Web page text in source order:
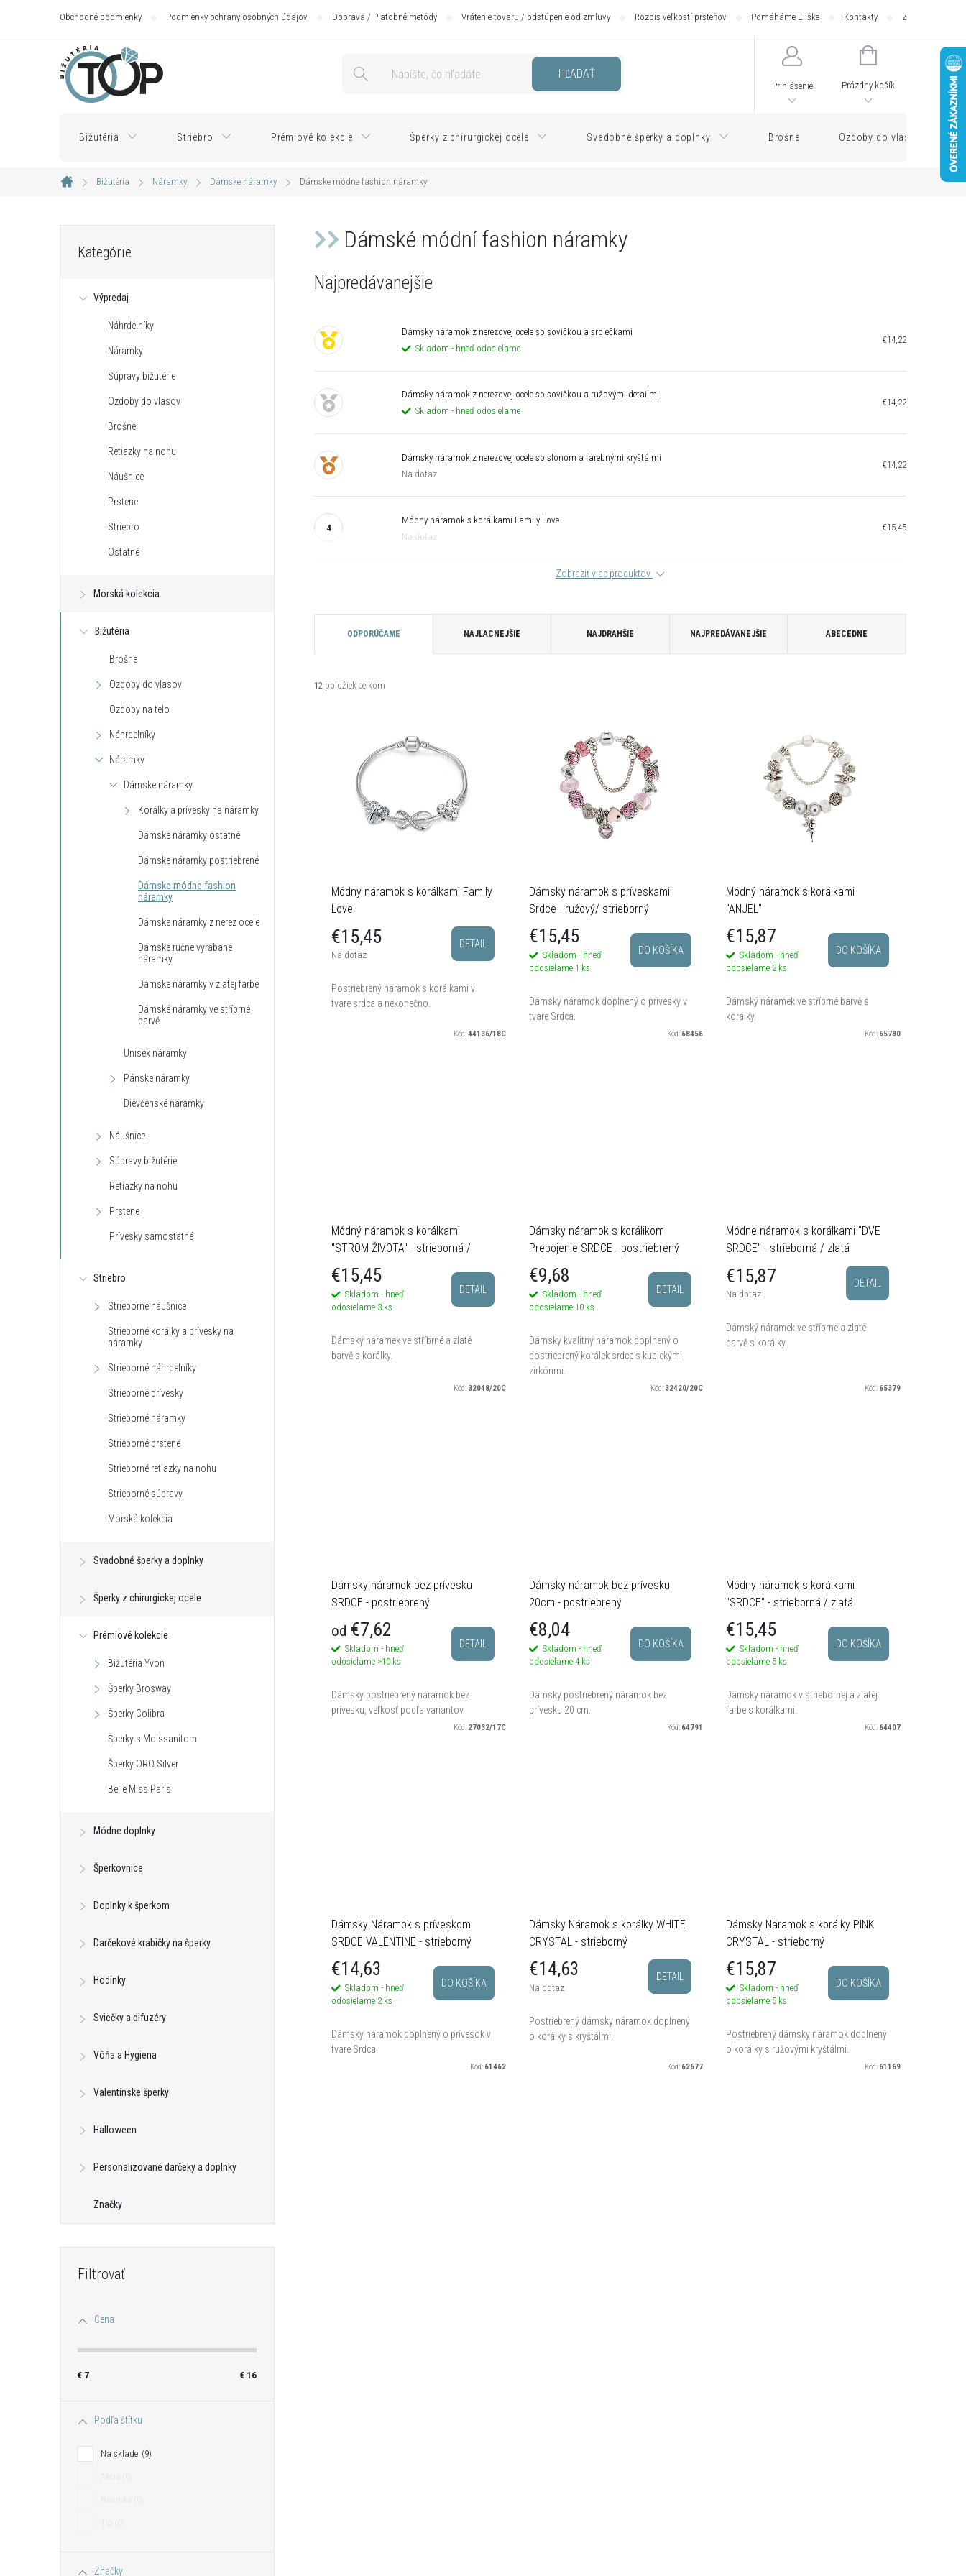
Obchodné podmienky Podmienky ochrany osobných údajov Doprava / Platobné metódy Vrátenie tovaru / odstúpenie od zmluvy Rozpis veľkostí prsteňov Pomáháme Eliške Kontakty Zásilkovna -
HĽADAŤ
Prihlásenie
NÁKUPNÝ
Prázdny košík
Bižutéria Striebro Prémiové kolekcie Šperky z chirurgickej ocele Svadobné šperky a doplnky Brošne Ozdoby do vlasov
Domov
Bižutéria Náramky Dámske náramky Dámske módne fashion náramky
kategórie
Kategórie
Výpredaj
Náhrdelníky
Náramky
Súpravy bižutérie
Ozdoby do vlasov
Brošne
Retiazky na nohu
Náušnice
Prstene
Striebro
Ostatné
Morská kolekcia
Bižutéria
Brošne
Ozdoby do vlasov
Ozdoby na telo
Náhrdelníky
Náramky
Dámske náramky
Korálky a prívesky na náramky
Dámske náramky ostatné
Dámske náramky postriebrené
Dámske módne fashion
náramky
Dámske náramky z nerez ocele
Dámske ručne vyrábané
náramky
Dámske náramky v zlatej farbe
Dámské náramky ve stříbrné
barvě
Unisex náramky
Pánske náramky
Dievčenské náramky
Náušnice
Súpravy bižutérie
Retiazky na nohu
Prstene
Prívesky samostatné
Striebro
Strieborné náušnice
Strieborné korálky a prívesky na
náramky
Strieborné náhrdelníky
Strieborné prívesky
Strieborné náramky
Strieborné prstene
Strieborné retiazky na nohu
Strieborné súpravy
Morská kolekcia
Svadobné šperky a doplnky
Šperky z chirurgickej ocele
Prémiové kolekcie
Bižutéria Yvon
Šperky Brosway
Šperky Colibra
Šperky s Moissanitom
Šperky ORO Silver
Belle Miss Paris
Módne doplnky
Šperkovnice
Doplnky k šperkom
Darčekové krabičky na šperky
Hodinky
Sviečky a difuzéry
Vôňa a Hygiena
Valentínske šperky
Halloween
Personalizované darčeky a doplnky
Značky
Cena
€ 7 € 16
Podľa štítku
Na sklade 9
Značky
Dámské módní fashion náramky
Najpredávanejšie
Dámsky náramok z nerezovej ocele so sovičkou a srdiečkami
Skladom - hneď odosielame
€14,22
Dámsky náramok z nerezovej ocele so sovičkou a ružovými detailmi
Skladom - hneď odosielame
€14,22
Dámsky náramok z nerezovej ocele so slonom a farebnými kryštálmi
Na dotaz
€14,22
Módny náramok s korálkami Family Love
Na dotaz
€15,45
Zobraziť viac produktov
ODPORÚČAME NAJLACNEJŠIE NAJDRAHŠIE NAJPREDÁVANEJŠIE ABECEDNE
12 položiek celkom
Módny náramok s korálkami Family
Love
€15,45
Na dotaz
DETAIL
Postriebrený náramok s korálkami v
tvare srdca a nekonečno.
Kód:44136/18C
Dámsky náramok s príveskami
Srdce - ružový/ strieborný
€15,45
Skladom - hneď
odosielame 1 ks
DO KOŠÍKA
Dámsky náramok doplnený o prívesky v
tvare Srdca.
Kód: 68456
Módný náramok s korálkami
"ANJEL"
€15,87
Skladom - hneď
odosielame 2 ks
DO KOŠÍKA
Dámský náramek ve stříbrné barvě s
korálky.
Kód: 65780
Módný náramok s korálkami
"STROM ŽIVOTA" - strieborná /
zlatá
€15,45
Skladom - hneď
odosielame 3 ks
DETAIL
Dámský náramek ve stříbrné a zlaté
barvě s korálky.
Kód: 32048/20C
Dámsky náramok s korálikom
Prepojenie SRDCE - postriebrený
€9,68
Skladom - hneď
odosielame 10 ks
DETAIL
Dámsky kvalitný náramok doplnený o
postriebrený korálek srdce s kubickými
zirkónmi.
Kód: 32420/20C
Módne náramok s korálkami "DVE
SRDCE" - strieborná / zlatá
€15,87
Na dotaz
DETAIL
Dámský náramek ve stříbrné a zlaté
barvě s korálky.
Kód: 65379
Dámsky náramok bez prívesku
SRDCE - postriebrený
od €7,62
Skladom - hneď
odosielame >10 ks
DETAIL
Dámsky postriebrený náramok bez
prívesku, veľkosť podľa variantov.
Kód: 27032/17C
Dámsky náramok bez prívesku
20cm - postriebrený
€8,04
Skladom - hneď
odosielame 4 ks
DO KOŠÍKA
Dámsky postriebrený náramok bez
prívesku 20 cm.
Kód: 64791
Módny náramok s korálkami
"SRDCE" - strieborná / zlatá
€15,45
Skladom - hneď
odosielame 5 ks
DO KOŠÍKA
Dámsky náramok v striebornej a zlatej
farbe s korálkami.
Kód: 64407
Dámsky Náramok s príveskom
SRDCE VALENTINE - strieborný
€14,63
Skladom - hneď
odosielame 2 ks
DO KOŠÍKA
Dámsky náramok doplnený o prívesok v
tvare Srdca.
Kód: 61462
Dámsky Náramok s korálky WHITE
CRYSTAL - strieborný
€14,63
Na dotaz
DETAIL
Postriebrený dámsky náramok doplnený
o korálky s kryštálmi.
Kód: 62677
Dámsky Náramok s korálky PINK
CRYSTAL - strieborný
€15,87
Skladom - hneď
odosielame 5 ks
DO KOŠÍKA
Postriebrený dámsky náramok doplnený
o korálky s ružovými kryštálmi.
Kód: 61169